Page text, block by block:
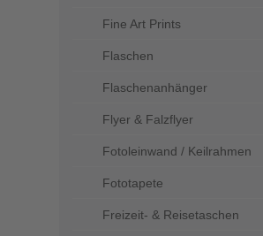
Fine Art Prints
Flaschen
Flaschenanhänger
Flyer & Falzflyer
Fotoleinwand / Keilrahmen
Fototapete
Freizeit- & Reisetaschen